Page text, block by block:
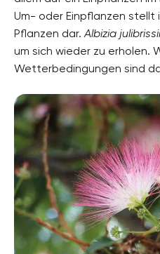
Um- oder Einpflanzen stellt
Pflanzen dar. Albizia
um sich wieder zu erholen.
Wetterbedingungen sind